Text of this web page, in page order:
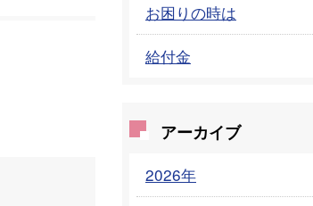
お困りの時は
給付金
アーカイブ
2026年